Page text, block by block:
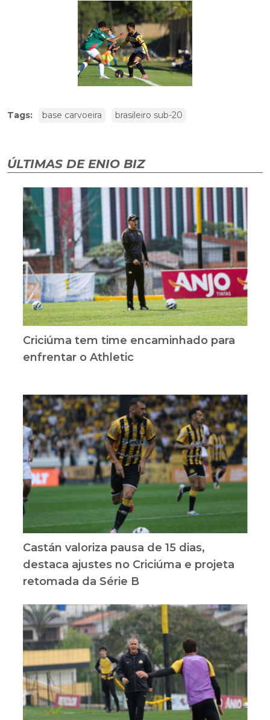
Tags: base carvoeira brasileiro sub-20
ÚLTIMAS DE ENIO BIZ
Criciúma tem time encaminhado para
enfrentar o Athletic
Castán valoriza pausa de 15 dias,
destaca ajustes no Criciúma e projeta
retomada da Série B